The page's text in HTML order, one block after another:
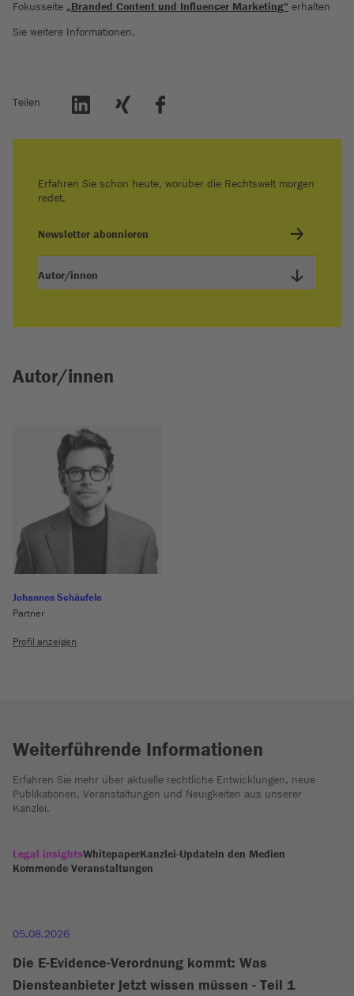
Fokusseite „Branded Content und Influencer Marketing“ erhalten
Sie weitere Informationen.
Teilen
Erfahren Sie schon heute, worüber die Rechtswelt morgen
redet.
Newsletter abonnieren
Autor/innen
Autor/innen
Johannes Schäufele
Partner
Profil anzeigen
Weiterführende Informationen
Erfahren Sie mehr über aktuelle rechtliche Entwicklungen, neue
Publikationen, Veranstaltungen und Neuigkeiten aus unserer
Kanzlei.
Legal insightsWhitepaperKanzlei-UpdateIn den Medien
Kommende Veranstaltungen
05.08.2026
Die E-Evidence-Verordnung kommt: Was
Diensteanbieter jetzt wissen müssen - Teil 1